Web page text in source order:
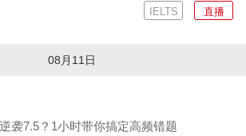
IELTS 直播
08月11日
袭7.5？1小时带你搞定高频错题